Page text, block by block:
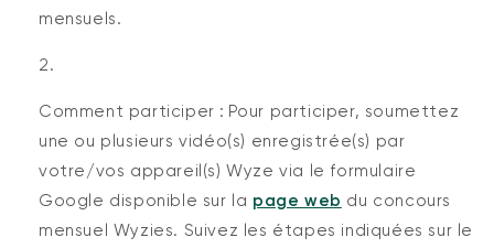
mensuels.
Comment participer : Pour participer, soumettez
une ou plusieurs vidéo(s) enregistrée(s) par
votre/vos appareil(s) Wyze via le formulaire
Google disponible sur la page web du concours
mensuel Wyzies. Suivez les étapes indiquées sur le